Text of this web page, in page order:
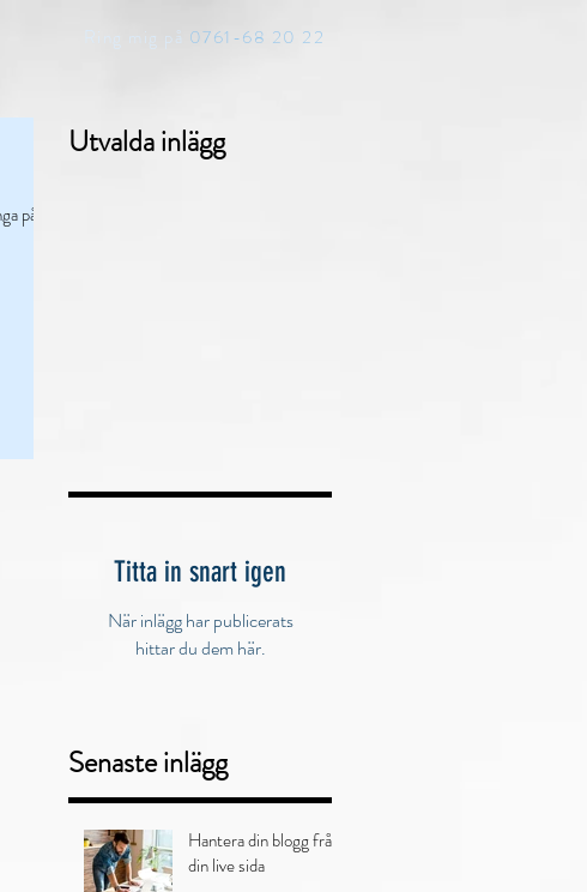
Ring mig på 0761-68 20 22
på
Utvalda inlägg
Titta in snart igen
När inlägg har publicerats
hittar du dem här.
Senaste inlägg
Hantera din blogg från
din live sida